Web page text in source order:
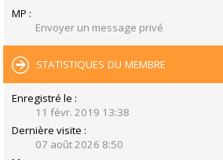
MP :
Envoyer un message privé
STATISTIQUES DU MEMBRE
Enregistré le :
11 févr. 2019 13:38
Dernière visite :
07 août 2026 8:50